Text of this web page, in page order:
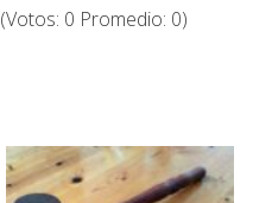
(Votos: 0 Promedio: 0)